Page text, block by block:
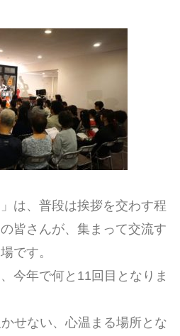
は、普段は挨拶を交わす程
皆さんが、集まって交流す
です。
今年で何と11回目となりま
せない、心温まる場所とな